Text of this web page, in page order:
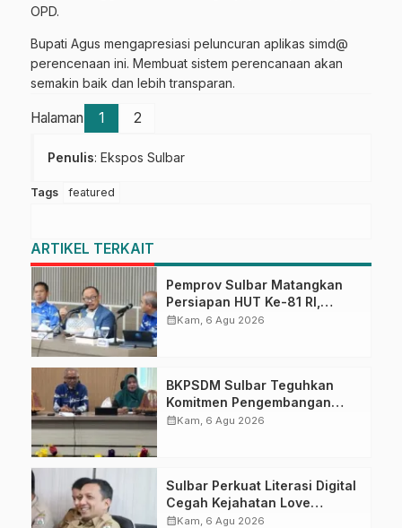
OPD.
Bupati Agus mengapresiasi peluncuran aplikas simd@
perencenaan ini. Membuat sistem perencanaan akan
semakin baik dan lebih transparan.
Halaman 1 2
Penulis: Ekspos Sulbar
Tags featured
ARTIKEL TERKAIT
Pemprov Sulbar Matangkan
Persiapan HUT Ke-81 RI,
Puncak Upacara di Lapangan
calendar_monthKam, 6 Agu 2026
BKPSDM Sulbar Teguhkan
Komitmen Pengembangan
Kompetensi ASN melalui
calendar_monthKam, 6 Agu 2026
Sulbar Perkuat Literasi Digital
Cegah Kejahatan Love
Scamming
calendar_monthKam, 6 Agu 2026